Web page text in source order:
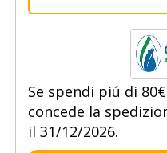
Se spendi piú di
concede la
il 31/12/2026.